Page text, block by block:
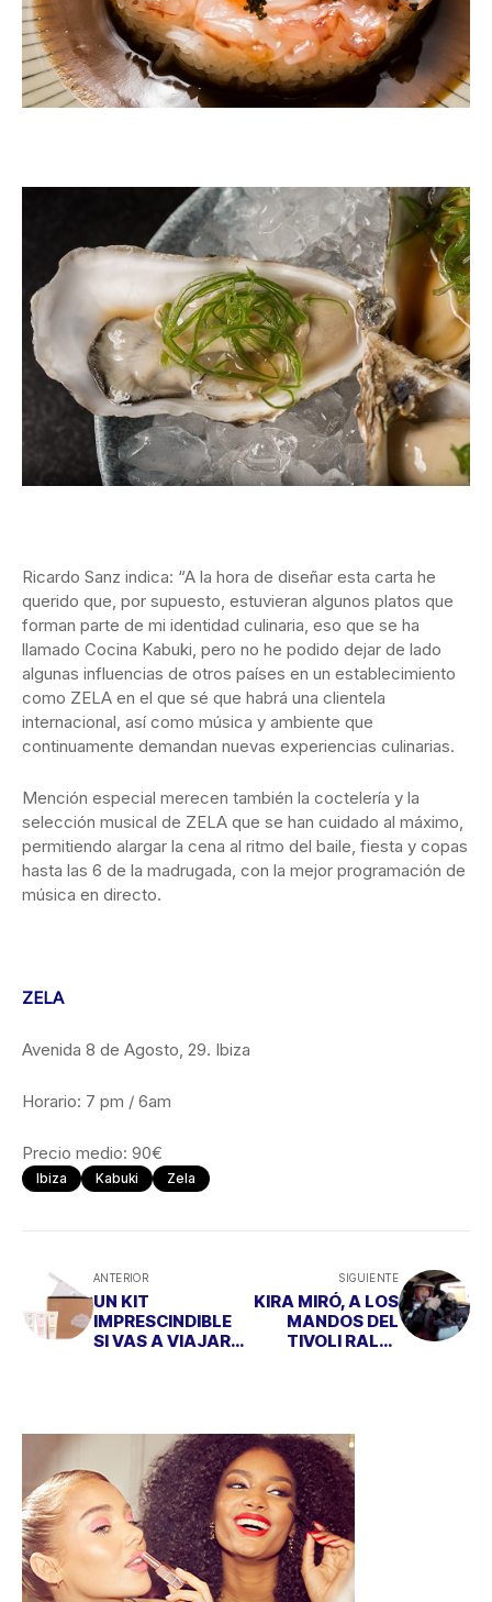
Ricardo Sanz indica: “A la hora de diseñar esta carta he
querido que, por supuesto, estuvieran algunos platos que
forman parte de mi identidad culinaria, eso que se ha
llamado Cocina Kabuki, pero no he podido dejar de lado
algunas influencias de otros países en un establecimiento
como ZELA en el que sé que habrá una clientela
internacional, así como música y ambiente que
continuamente demandan nuevas experiencias culinarias.
Mención especial merecen también la coctelería y la
selección musical de ZELA que se han cuidado al máximo,
permitiendo alargar la cena al ritmo del baile, fiesta y copas
hasta las 6 de la madrugada, con la mejor programación de
música en directo.
ZELA
Avenida 8 de Agosto, 29. Ibiza
Horario: 7 pm / 6am
Precio medio: 90€
Ibiza Kabuki Zela
ANTERIOR
UN KIT
IMPRESCINDIBLE
SI VAS A VIAJAR
SIGUIENTE
KIRA MIRÓ, A LOS
MANDOS DEL
TIVOLI RALLY